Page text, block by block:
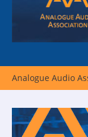
Analogue Audio